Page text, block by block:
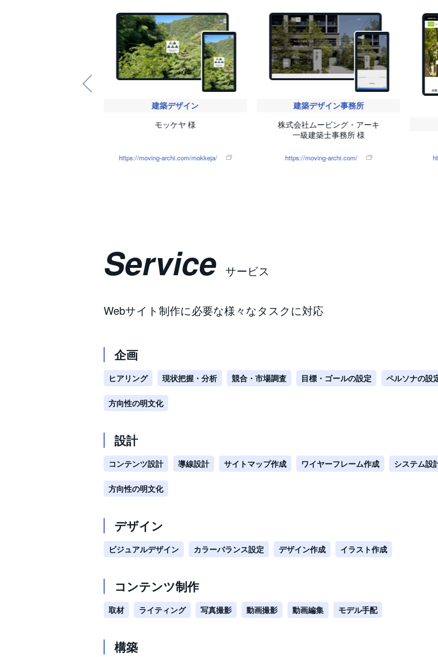
建築デザイン
モッケヤ 様
https://moving-archi.com/mokkeja/
建築デザイン事務所
株式会社ムービング・アーキ
一級建築士事務所 様
https://moving-archi.com/
Service サービス
Webサイト制作に必要な様々なタスクに対応
企画
ヒアリング 現状把握・分析 競合・市場調査 目標・ゴールの設定 ペルソナの設
方向性の明文化
設計
コンテンツ設計 導線設計 サイトマップ作成 ワイヤーフレーム作成 システム設
方向性の明文化
デザイン
ビジュアルデザイン カラーバランス設定 デザイン作成 イラスト作成
コンテンツ制作
取材 ライティング 写真撮影 動画撮影 動画編集 モデル手配
構築